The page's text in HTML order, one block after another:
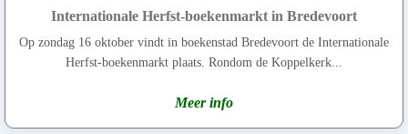
Internationale Herfst-boekenmarkt in Bredevoort
Op zondag 16 oktober vindt in boekenstad Bredevoort de Internationale
Herfst-boekenmarkt plaats. Rondom de Koppelkerk...
Meer info